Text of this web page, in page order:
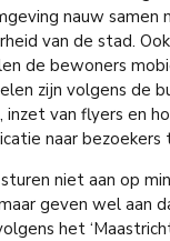
nauw
van de stad.
de bewoners
zijn volgens de
van flyers en
naar bezoekers
niet aan op
geven wel aan
het